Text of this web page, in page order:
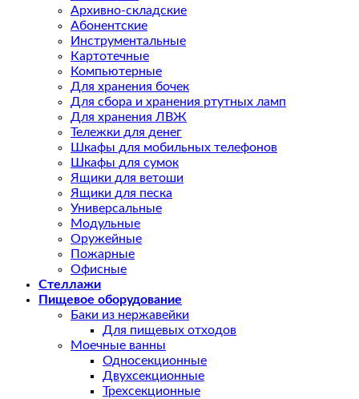
Архивно-складские
Абонентские
Инструментальные
Картотечные
Компьютерные
Для хранения бочек
Для сбора и хранения ртутных ламп
Для хранения ЛВЖ
Тележки для денег
Шкафы для мобильных телефонов
Шкафы для сумок
Ящики для ветоши
Ящики для песка
Универсальные
Модульные
Оружейные
Пожарные
Офисные
Стеллажи
Пищевое оборудование
Баки из нержавейки
Для пищевых отходов
Моечные ванны
Односекционные
Двухсекционные
Трехсекционные